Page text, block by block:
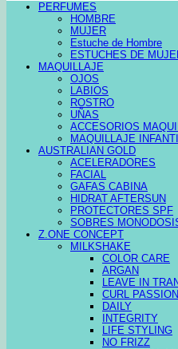
PERFUMES
HOMBRE
MUJER
Estuche de Hombre
ESTUCHES DE
MAQUILLAJE
OJOS
LABIOS
ROSTRO
UÑAS
ACCESORIOS
MAQUILLAJE
AUSTRALIAN GOLD
ACELERADORES
FACIAL
GAFAS CABINA
HIDRAT AFTERSUN
PROTECTORES SPF
SOBRES
Z.ONE CONCEPT
MILKSHAKE
COLOR CARE
ARGAN
LEAVE IN
CURL PASSION
DAILY
INTEGRITY
LIFE STYLING
NO FRIZZ